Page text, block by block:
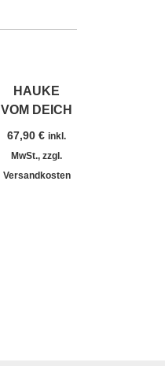
HAUKE
VOM DEICH
67,90€ inkl.
MwSt., zzgl.
Versandkosten